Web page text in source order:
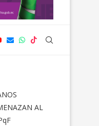
AL